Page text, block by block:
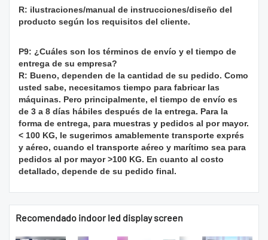
R: ilustraciones/manual de instrucciones/diseño del
producto según los requisitos del cliente.
P9: ¿Cuáles son los términos de envío y el tiempo de
entrega de su empresa?
R: Bueno, dependen de la cantidad de su pedido. Como
usted sabe, necesitamos tiempo para fabricar las
máquinas. Pero principalmente, el tiempo de envío es
de 3 a 8 días hábiles después de la entrega. Para la
forma de entrega, para muestras y pedidos al por mayor.
< 100 KG, le sugerimos amablemente transporte exprés
y aéreo, cuando el transporte aéreo y marítimo sea para
pedidos al por mayor >100 KG. En cuanto al costo
detallado, depende de su pedido final.
Recomendado indoor led display screen